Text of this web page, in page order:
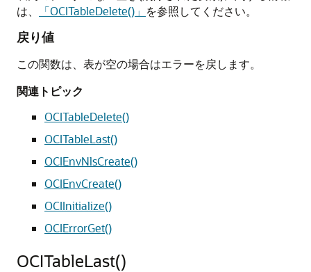
は、
「OCITableDelete()」 を参照してください。
戻り値
この関数は、表が空の場合はエラーを戻します。
関連トピック
OCITableDelete()
OCITableLast()
OCIEnvNlsCreate()
OCIEnvCreate()
OCIInitialize()
OCIErrorGet()
OCITableLast()